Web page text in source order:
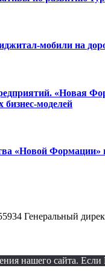
мобили на
«Новая
моделей
«Новой
Генеральный
нашего сайта.